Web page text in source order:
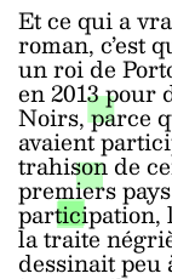
Et ce qui a
roman, c’est
un roi de
en 2013 pour
Noirs, parce
avaient
trahison de
premiers
participation,
la traite
dessinait peu